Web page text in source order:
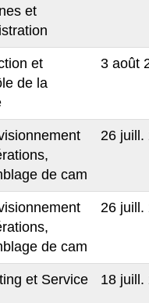
et
et
de la
3 août
de cam
26 juill.
de cam
26 juill.
et Service 18 juill.